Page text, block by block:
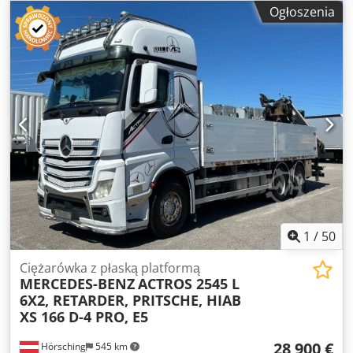
125.900,- Euro + 19% VAT W przypadku dodatkowych pytań
prosimy o kontakt pod podanymi numerami: Mówimy w
językach: niemiecki, angielski, francuski, polski oraz ????
Zastrzegamy sobie prawo do błędów pisarskich, pomyłek
oraz wcześniejszej sprzedaży.
cm = Więcej opcji i akcesoriów = - HVAC
Ogłoszenia
1 / 50
Hörsching 545 km
Ciężarówka z płaską platformą
MERCEDES-BENZACTROS 2545 L
6X2, RETARDER, PRITSCHE, HIAB
XS 166 D-4 PRO, E5